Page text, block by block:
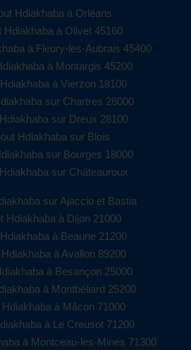
Hdiakhaba à Orléans
Hdiakhaba à Olivet 45160
à Fleury-les-Aubrais 45400
à Montargis 45200
à Vierzon 18100
sur Chartres 28000
sur Dreux 28100
Hdiakhaba sur Blois
sur Bourges 18000
sur Châteauroux
sur Ajaccio et Bastia
Hdiakhaba à Dijon 21000
à Beaune 21200
à Avallon 89200
à Besançon 25000
à Montbéliard 25200
à Mâcon 71000
à Le Creusot 71200
à Montceau-les-Mines 71300